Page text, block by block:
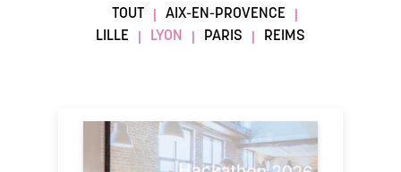
TOUT AIX-EN-PROVENCE
LILLE
LYON PARIS REIMS